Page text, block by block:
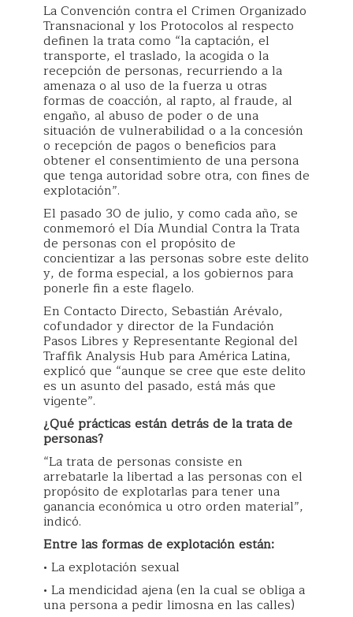
La Convención contra el Crimen Organizado
Transnacional y los Protocolos al respecto
definen la trata como “la captación, el
transporte, el traslado, la acogida o la
recepción de personas, recurriendo a la
amenaza o al uso de la fuerza u otras
formas de coacción, al rapto, al fraude, al
engaño, al abuso de poder o de una
situación de vulnerabilidad o a la concesión
o recepción de pagos o beneficios para
obtener el consentimiento de una persona
que tenga autoridad sobre otra, con fines de
explotación”.
El pasado 30 de julio, y como cada año, se
conmemoró el Día Mundial Contra la Trata
de personas con el propósito de
concientizar a las personas sobre este delito
y, de forma especial, a los gobiernos para
ponerle fin a este flagelo.
En Contacto Directo, Sebastián Arévalo,
cofundador y director de la Fundación
Pasos Libres y Representante Regional del
Traffik Analysis Hub para América Latina,
explicó que “aunque se cree que este delito
es un asunto del pasado, está más que
vigente”.
¿Qué prácticas están detrás de la trata de
personas?
“La trata de personas consiste en
arrebatarle la libertad a las personas con el
propósito de explotarlas para tener una
ganancia económica u otro orden material”,
indicó.
Entre las formas de explotación están:
• La explotación sexual
• La mendicidad ajena (en la cual se obliga a
una persona a pedir limosna en las calles)